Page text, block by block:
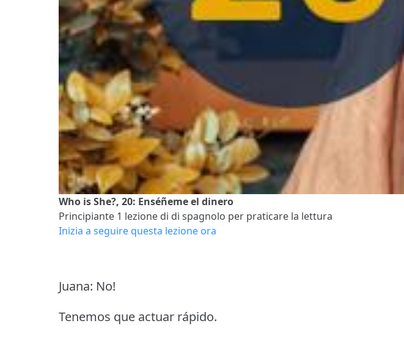
Who is She?, 20: Enséñeme el dinero
Principiante 1 lezione di di spagnolo per praticare la lettura
Inizia a seguire questa lezione ora
Juana: No!
Tenemos que actuar rápido.